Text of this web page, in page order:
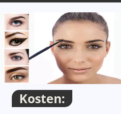
Container
Thema
Kosten: